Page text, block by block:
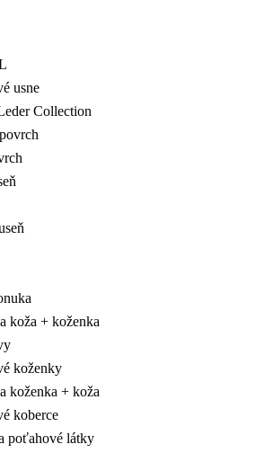
usne
Collection
koža + koženka
koženky
koženka + koža
koberce
poťahové látky